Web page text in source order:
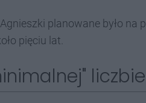
planowane było na
pięciu lat.
liczbie